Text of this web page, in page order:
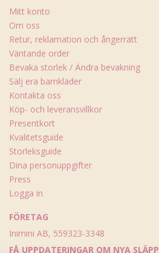
Mitt konto
Om oss
Retur, reklamation och ångerrätt
Väntande order
Bevaka storlek / Ändra bevakning
Sälj era barnkläder
Kontakta oss
Köp- och leveransvillkor
Presentkort
Kvalitetsguide
Storleksguide
Dina personuppgifter
Press
Logga in
FÖRETAG
Inimini AB, 559323-3348
FÅ UPPDATERINGAR OM NYA SLÄPP